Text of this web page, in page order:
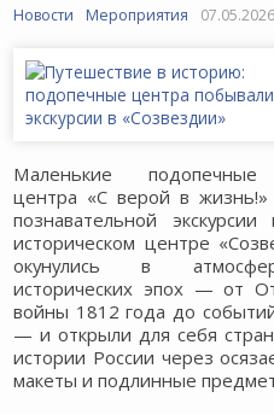
Новости Мероприятия 07.05.2026
Маленькие подопечные
центра «С верой в жизнь!»
познавательной экскурсии
историческом центре
окунулись в
исторических эпох — от
войны 1812 года до
— и открыли для себя
истории России через
макеты и подлинные